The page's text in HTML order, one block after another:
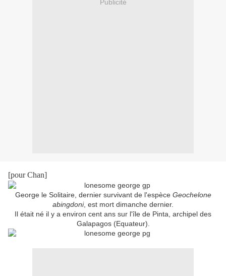
Publicité
[pour Chan]
George le Solitaire, dernier survivant de l'espèce Geochelone
abingdoni, est mort dimanche dernier.
Il était né il y a environ cent ans sur l'île de Pinta, archipel des
Galapagos (Equateur).